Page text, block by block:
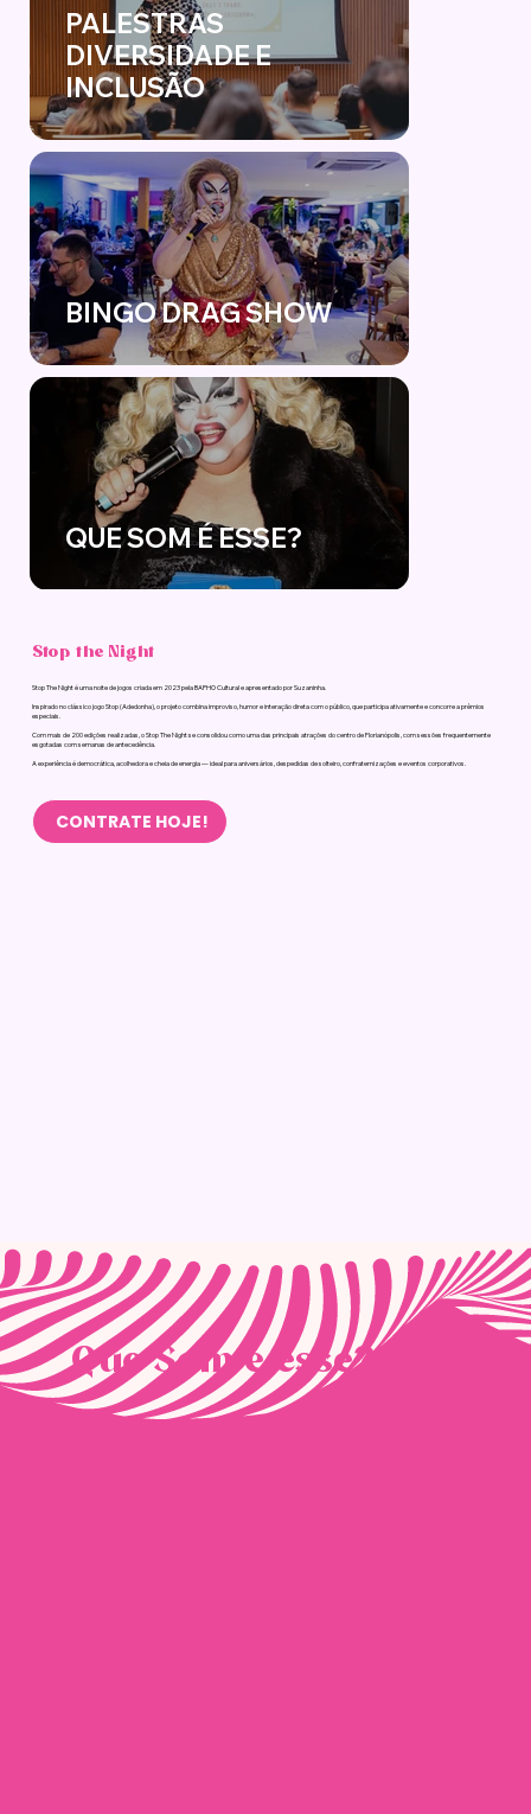
PALESTRAS
DIVERSIDADE E
INCLUSÃO
BINGO DRAG SHOW
QUE SOM É ESSE?
Stop the Night
Stop The Night é uma noite de jogos criada em 2023 pela BAPHO Cultural e apresentado por Suzaninha.
Inspirado no clássico jogo Stop (Adedonha), o projeto combina improviso, humor e interação direta com o público, que participa ativamente e concorre a prêmios
especiais.
Com mais de 200 edições realizadas, o Stop The Night se consolidou como uma das principais atrações do centro de Florianópolis, com sessões frequentemente
esgotadas com semanas de antecedência.
A experiência é democrática, acolhedora e cheia de energia — ideal para aniversários, despedidas de solteiro, confraternizações e eventos corporativos.
CONTRATE HOJE!
Que Som é esse?